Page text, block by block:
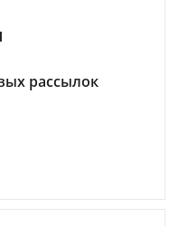
рассылок